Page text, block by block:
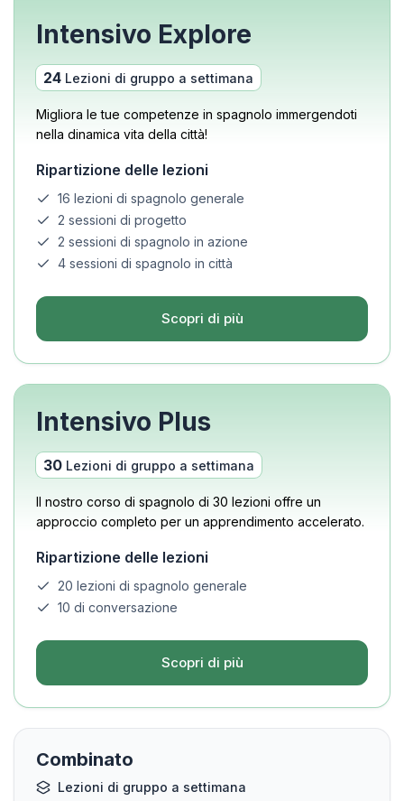
Intensivo Explore
24 Lezioni di gruppo a settimana
Migliora le tue competenze in spagnolo immergendoti
nella dinamica vita della città!
Ripartizione delle lezioni
16 lezioni di spagnolo generale
2 sessioni di progetto
2 sessioni di spagnolo in azione
4 sessioni di spagnolo in città
Scopri di più
Intensivo Plus
30 Lezioni di gruppo a settimana
Il nostro corso di spagnolo di 30 lezioni offre un
approccio completo per un apprendimento accelerato.
Ripartizione delle lezioni
20 lezioni di spagnolo generale
10 di conversazione
Scopri di più
Combinato
Lezioni di gruppo a settimana